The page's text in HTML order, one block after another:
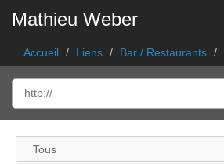
Mathieu Weber
Accueil Liens Bar / Restaurants
Tous